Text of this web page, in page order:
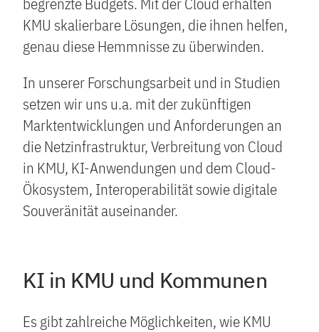
KMU skalierbare Lösungen, die ihnen helfen,
genau diese Hemmnisse zu überwinden.
In unserer Forschungsarbeit und in Studien
setzen wir uns u.a. mit der zukünftigen
Marktentwicklungen und Anforderungen an
die Netzinfrastruktur, Verbreitung von Cloud
in KMU, KI-Anwendungen und dem Cloud-
Ökosystem, Interoperabilität sowie digitale
Souveränität auseinander.
KI in KMU und Kommunen
Es gibt zahlreiche Möglichkeiten, wie KMU